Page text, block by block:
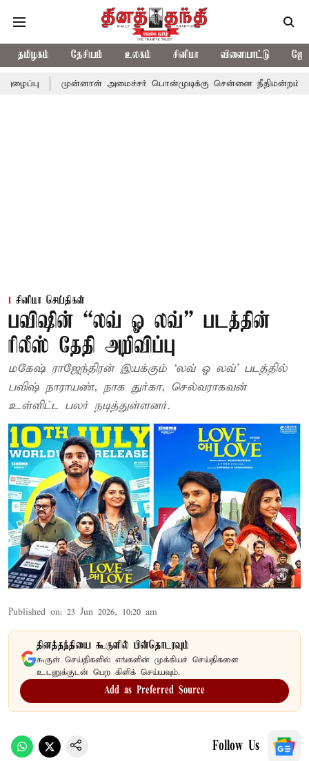
தமிழகம் தேசியம் உலகம் சினிமா விளையாட்டு
முன்னாள் அமைச்சர் பொன்முடிக்கு சென்னை நீதிமன்றம் பிடிவாராண்ட்
சினிமா செய்திகள்
பவிஷின் “லவ் ஓ லவ்” படத்தின்
ரிலீஸ் தேதி அறிவிப்பு
மகேஷ் ராஜேந்திரன் இயக்கும் ‘லவ் ஓ லவ்’ படத்தில்
பவிஷ் நாராயண், நாக துர்கா, செல்வராகவன்
உள்ளிட்ட பலர் நடித்துள்ளனர்.
Published on: 23 Jun 2026, 10:20 am
தினத்தந்தியை கூகுளில் பின்தொடரவும்
கூகுள் செய்திகளில் எங்களின் முக்கியச் செய்திகளை
உடனுக்குடன் பெற கிளிக் செய்யவும்.
Add as Preferred Source
Follow Us